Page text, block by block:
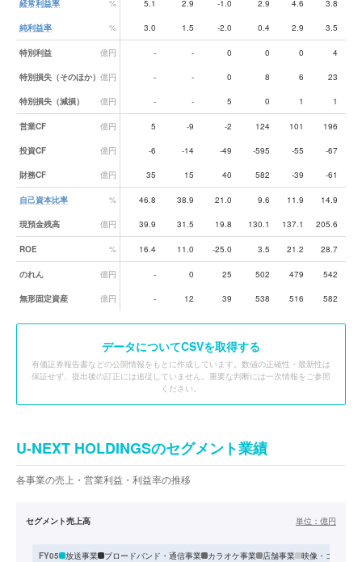
経常利益率 % 5.1 2.9 -1.0 2.9 4.6 3.8
純利益率 % 3.0 1.5 -2.0 0.4 2.9 3.5
特別利益 億円 - - 0 0 0 4
特別損失（そのほか） 億円 - - 0 8 6 23
特別損失（減損） 億円 - - 5 0 1 1
営業CF 億円 5 -9 -2 124 101 196
投資CF 億円 -6 -14 -49 -595 -55 -67
財務CF 億円 35 15 40 582 -39 -61
自己資本比率 % 46.8 38.9 21.0 9.6 11.9 14.9
現預金残高 億円 39.9 31.5 19.8 130.1 137.1 205.6
ROE % 16.4 11.0 -25.0 3.5 21.2 28.7
のれん 億円 - 0 25 502 479 542
無形固定資産 億円 - 12 39 538 516 582
データについてCSVを取得する
有価証券報告書などの公開情報をもとに作成しています。数値の正確性・最新性は
保証せず、提出後の訂正には追従していません。重要な判断には一次情報をご参照
ください。
U-NEXT HOLDINGSのセグメント業績
各事業の売上・営業利益・利益率の推移
セグメント売上高 単位： 億円
FY05 放送事業 ブロードバンド・通信事業 カラオケ事業 店舗事業 映像・コンテン